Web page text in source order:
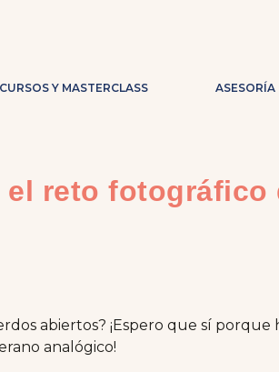
CURSOS Y MASTERCLASS ASESORÍA
reto fotográfico
abiertos? ¡Espero que sí
analógico!